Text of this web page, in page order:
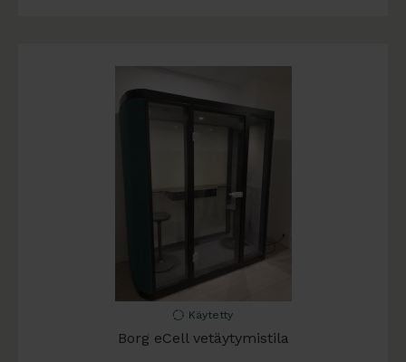
Käytetty
Borg eCell vetäytymistila